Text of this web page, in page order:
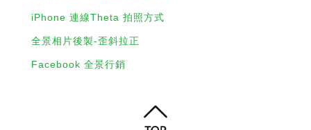
iPhone 連線Theta 拍照方式
全景相片後製-歪斜拉正
Facebook 全景行銷